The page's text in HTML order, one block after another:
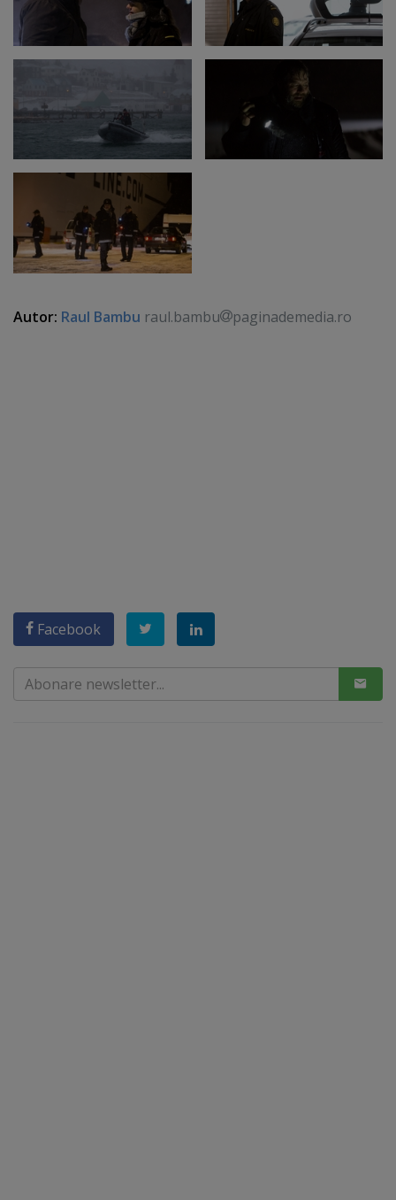
Autor: Raul Bambu raul.bambu paginademedia.ro
Facebook